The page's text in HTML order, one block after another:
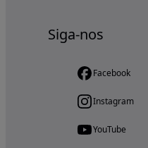
Siga-nos
Facebook
Instagram
YouTube